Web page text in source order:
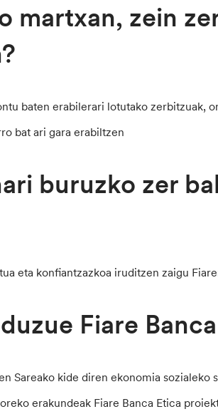
martxan, zein
baten erabilerari lotutako zerbitzuak,
bat ari gara erabiltzen
buruzko zer
eta konfiantzazkoa iruditzen zaigu
Fiare
Sareako kide diren ekonomia sozialeko
erakundeak Fiare Banca Etica